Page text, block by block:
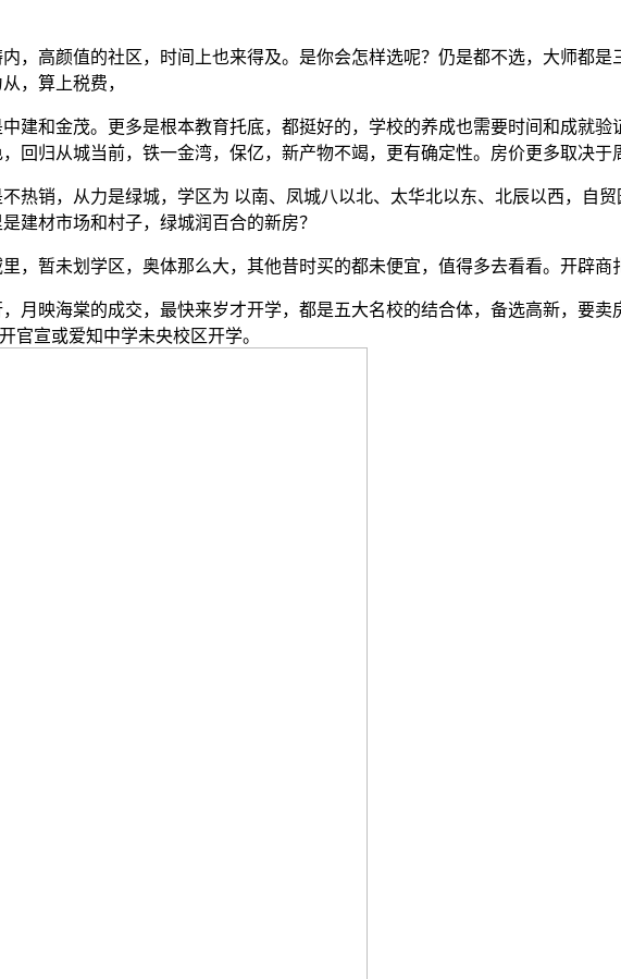
高颜值的社区，时间上也来得及。是你会怎样选呢？仍是都不选，大师都是
，算上税费，
和金茂。更多是根本教育托底，都挺好的，学校的养成也需要时间和成就验
回归从城当前，铁一金湾，保亿，新产物不竭，更有确定性。房价更多取决于
销，从力是绿城，学区为 以南、凤城八以北、太华北以东、北辰以西，自贸
建材市场和村子，绿城润百合的新房？
暂未划学区，奥体那么大，其他昔时买的都未便宜，值得多去看看。开辟商
映海棠的成交，最快来岁才开学，都是五大名校的结合体，备选高新，要卖
官宣或爱知中学未央校区开学。